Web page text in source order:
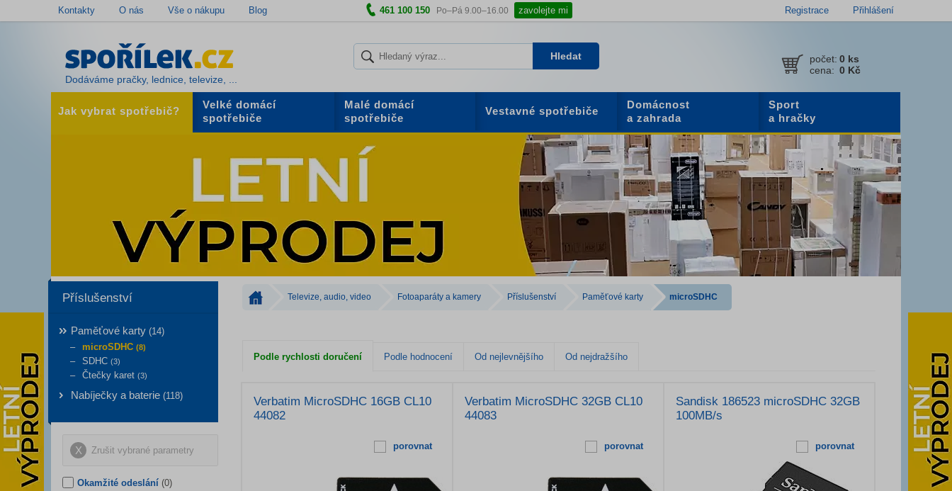
Kontakty O nás Vše o nákupu Blog 461 100 150 Po–Pá 9.00–16.00 zavolejte mi Registrace Přihlášení
Dodáváme pračky, lednice, televize, ...
počet: 0 ks
cena: 0 Kč
Hledat
Jak vybrat spotřebič?
Velké domácí
spotřebiče
Malé domácí
spotřebiče
Vestavné spotřebiče
Domácnost
a zahrada
Sport
a hračky
Televize, audio, video Fotoaparáty a kamery Příslušenství Paměťové karty microSDHC
Podle rychlosti doručení Podle hodnocení Od nejlevnějšího Od nejdražšího
Verbatim MicroSDHC 16GB CL10
44082
porovnat
Verbatim MicroSDHC 32GB CL10
44083
porovnat
Sandisk 186523 microSDHC 32GB
100MB/s
porovnat
Příslušenství
Paměťové karty (14)
microSDHC (8)
SDHC (3)
Čtečky karet (3)
Nabíječky a baterie (118)
Zrušit vybrané parametry
Okamžité odeslání (0)